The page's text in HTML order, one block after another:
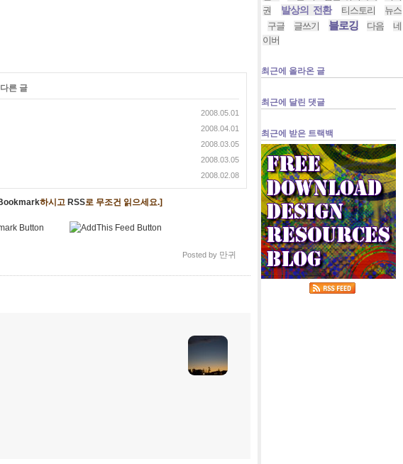
른 글
2008.05.01
2008.04.01
2008.03.05
2008.03.05
2008.02.08
하시고 RSS로 무조건 읽으세요.]
Posted by 만귀
권
발상의 전환 티스토리
뉴스
구글
글쓰기 블로깅 다음
네
이버
최근에 올라온 글
최근에 달린 댓글
최근에 받은 트랙백